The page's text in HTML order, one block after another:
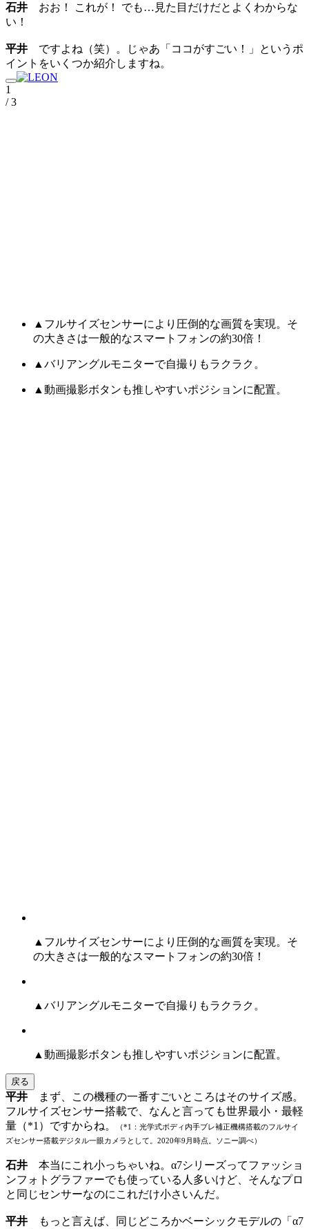
石井 おお！ これが！ でも…見た目だけだとよくわからな
い！
平井 ですよね（笑）。じゃあ「ココがすごい！」というポ
イントをいくつか紹介しますね。
1
/ 3
▲フルサイズセンサーにより圧倒的な画質を実現。そ
の大きさは一般的なスマートフォンの約30倍！
▲バリアングルモニターで自撮りもラクラク。
▲動画撮影ボタンも推しやすいポジションに配置。
▲フルサイズセンサーにより圧倒的な画質を実現。そ
の大きさは一般的なスマートフォンの約30倍！
▲バリアングルモニターで自撮りもラクラク。
▲動画撮影ボタンも推しやすいポジションに配置。
戻る
平井 まず、この機種の一番すごいところはそのサイズ感。
フルサイズセンサー搭載で、なんと言っても世界最小・最軽
量 （*1） ですからね。
（*1：光学式ボディ内手ブレ補正機構搭載のフルサイ
ズセンサー搭載デジタル一眼カメラとして。2020年9月時点。ソニー調べ）
石井 本当にこれ小っちゃいね。α7シリーズってファッショ
ンフォトグラファーでも使っている人多いけど、そんなプロ
と同じセンサーなのにこれだけ小さいんだ。
平井 もっと言えば、同じどころかベーシックモデルの「α7